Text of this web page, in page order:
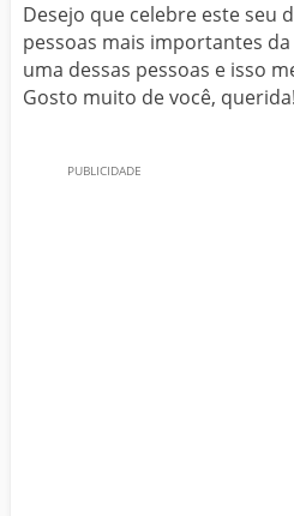
Desejo que celebre este seu
pessoas mais importantes
uma dessas pessoas e isso
Gosto muito de você,